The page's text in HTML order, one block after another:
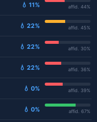
💧 11% affid. 44%
💧 22% affid. 45%
💧 22% affid. 30%
💧 22% affid. 36%
💧 0% affid. 39%
💧 0% affid. 67%